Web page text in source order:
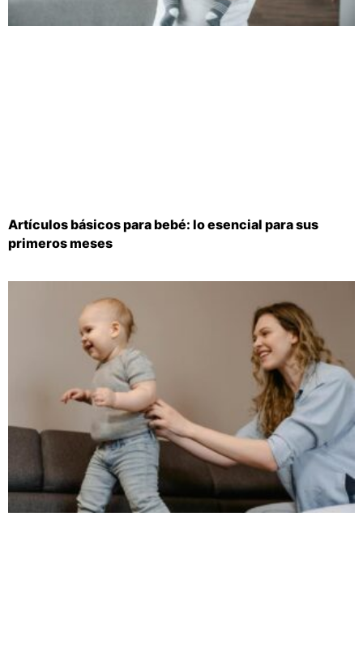
Artículos básicos para bebé: lo esencial para sus
primeros meses